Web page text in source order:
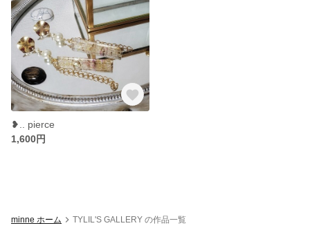
❥︎.. pierce
1,600円
minne ホーム TYLIL'S GALLERY の作品一覧